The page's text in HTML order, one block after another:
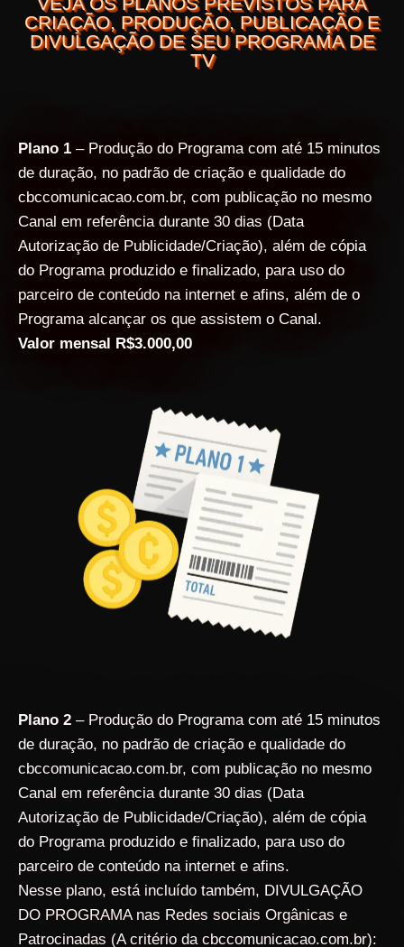
CRIAÇÃO, PRODUÇÃO, PUBLICAÇÃO E
DIVULGAÇÃO DE SEU PROGRAMA DE
TV
Plano 1 – Produção do Programa com até 15 minutos
de duração, no padrão de criação e qualidade do
cbccomunicacao.com.br, com publicação no mesmo
Canal em referência durante 30 dias (Data
Autorização de Publicidade/Criação), além de cópia
do Programa produzido e finalizado, para uso do
parceiro de conteúdo na internet e afins, além de o
Programa alcançar os que assistem o Canal.
Valor mensal R$3.000,00
Plano 2 – Produção do Programa com até 15 minutos
de duração, no padrão de criação e qualidade do
cbccomunicacao.com.br, com publicação no mesmo
Canal em referência durante 30 dias (Data
Autorização de Publicidade/Criação), além de cópia
do Programa produzido e finalizado, para uso do
parceiro de conteúdo na internet e afins.
Nesse plano, está incluído também, DIVULGAÇÃO
DO PROGRAMA nas Redes sociais Orgânicas e
Patrocinadas (A critério da cbccomunicacao.com.br):